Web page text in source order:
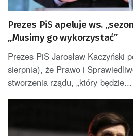
Prezes PiS apeluje ws.
„Musimy go wykorzystać”
Prezes PiS Jarosław Kaczyński
sierpnia), że Prawo i
stworzenia rządu, „który będzie...